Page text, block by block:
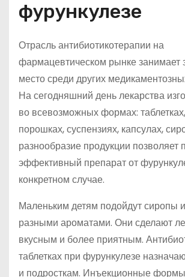
фурункулезе
Отрасль антибиотикотерапии на
фармацевтическом рынке занимает
место среди других
На сегодняшний день лекарства
во всевозможных формах:
порошках, суспензиях, капсулах,
разнообразие продукции позволяет
эффективный препарат от
конкретном случае.
Маленьким детям подойдут сиропы
разными ароматами. Они сделают
вкусным и более приятным.
таблетках при фурункулезе
и подросткам. Инъекционные формы